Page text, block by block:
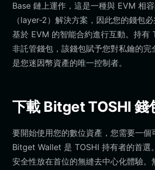
Base 鏈上運作，這是一種與 EVM 相
（layer-2）解決方案，因此您的錢包
基於 EVM 的智能合約進行互動。持有
非託管錢包，該錢包賦予您對私鑰的完
是您迷因幣資產的唯一控制者。
下載 Bitget TOSHI 錢
要開始使用您的數位資產，您需要一個
Bitget Wallet 是 TOSHI 持有者的首選
安全性放在首位的無縫去中心化體驗。